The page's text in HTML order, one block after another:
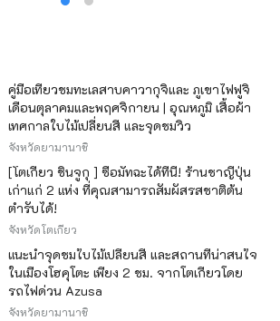
คู่มือเที่ยวชมทะเลสาบคาวากุจิและ ภูเขาไฟฟูจิ
เดือนตุลาคมและพฤศจิกายน | อุณหภูมิ เสื้อผ้า
เทศกาลใบไม้เปลี่ยนสี และจุดชมวิว
จังหวัดยามานาชิ
[โตเกียว ชินจูกุ ] ซื้อมัทฉะได้ที่นี่! ร้านชาญี่ปุ่น
เก่าแก่ 2 แห่ง ที่คุณสามารถสัมผัสรสชาติต้น
ตำรับได้!
จังหวัดโตเกียว
แนะนำจุดชมใบไม้เปลี่ยนสี และสถานที่น่าสนใจ
ในเมืองโฮคุโตะ เพียง 2 ชม. จากโตเกียวโดย
รถไฟด่วน Azusa
จังหวัดยามานาชิ